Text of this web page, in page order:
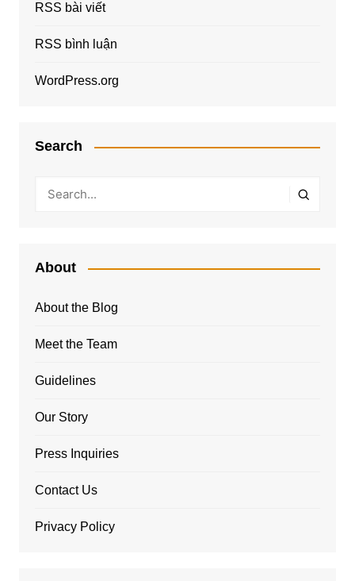
RSS bài viết
RSS bình luận
WordPress.org
Search
About
About the Blog
Meet the Team
Guidelines
Our Story
Press Inquiries
Contact Us
Privacy Policy